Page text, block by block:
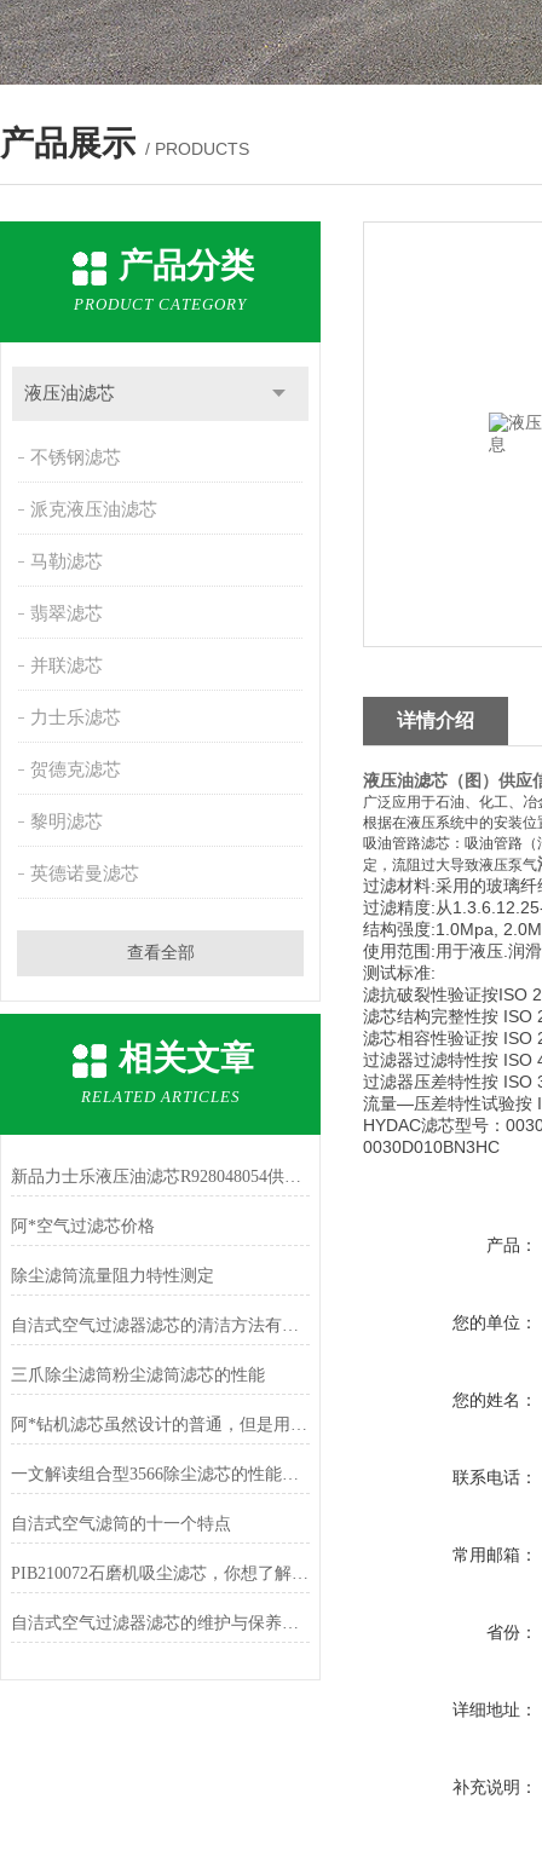
产品展示 / PRODUCTS
产品分类
PRODUCT CATEGORY
液压油滤芯
不锈钢滤芯
派克液压油滤芯
马勒滤芯
翡翠滤芯
并联滤芯
力士乐滤芯
贺德克滤芯
黎明滤芯
英德诺曼滤芯
查看全部
相关文章
RELATED ARTICLES
新品力士乐液压油滤芯R928048054供应厂家
阿*空气过滤芯价格
除尘滤筒流量阻力特性测定
自洁式空气过滤器滤芯的清洁方法有哪些？
三爪除尘滤筒粉尘滤筒滤芯的性能
阿*钻机滤芯虽然设计的普通，但是用途重要啊
一文解读组合型3566除尘滤芯的性能特点
自洁式空气滤筒的十一个特点
PIB210072石磨机吸尘滤芯，你想了解吗？
自洁式空气过滤器滤芯的维护与保养方法
详情介绍
液压油滤芯（图）供应
广泛应用于石油、化工、
根据在液压系统中的安装
吸油管路滤芯：吸油管路
定，流阻过大导致液压泵气
过滤材料:采用的玻璃纤
过滤精度:从
结构强度:1.0Mpa,
使用范围:用于液压.润
测试标准:
滤抗破裂性验证按ISO
滤芯结构完整性按 ISO
滤芯相容性验证按 ISO
过滤器过滤特性按 ISO
过滤器压差特性按 ISO
流量―压差特性试验按
HYDAC滤芯型号：
0030D010BN3HC
产品：
您的单位：
您的姓名：
联系电话：
常用邮箱：
省份：
详细地址：
补充说明：